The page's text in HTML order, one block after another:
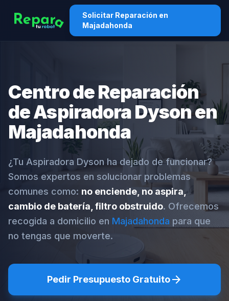
Solicitar Reparación en
Majadahonda
Centro de Reparación
de Aspiradora Dyson en
Majadahonda
¿Tu Aspiradora Dyson ha dejado de funcionar?
Somos expertos en solucionar problemas
comunes como: no enciende, no aspira,
cambio de batería, filtro obstruido. Ofrecemos
recogida a domicilio en Majadahonda para que
no tengas que moverte.
Pedir Presupuesto Gratuitoarrow_forward